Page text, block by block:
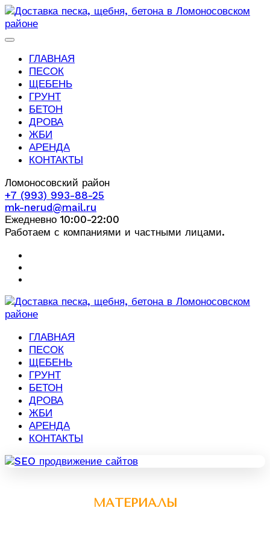
ГЛАВНАЯ
ПЕСОК
ЩЕБЕНЬ
ГРУНТ
БЕТОН
ДРОВА
ЖБИ
АРЕНДА
КОНТАКТЫ
Ломоносовский район
+7 (993) 993-88-25
mk-nerud@mail.ru
Ежедневно 10:00-22:00
Работаем с компаниями и частными лицами.
ГЛАВНАЯ
ПЕСОК
ЩЕБЕНЬ
ГРУНТ
БЕТОН
ДРОВА
ЖБИ
АРЕНДА
КОНТАКТЫ
МАТЕРИАЛЫ